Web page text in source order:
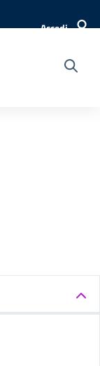
Accedi